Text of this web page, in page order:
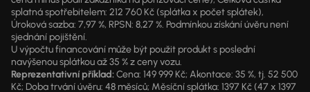
splatná spotřebitelem: 212 760 Kč (splátka x počet splátek),
Úroková sazba: 7,97 %, RPSN: 8,27 %. Podmínkou získání úvěru není
sjednání pojištění.
U výpočtu financování může být použit produkt s poslední
navýšenou splátkou až 35 % z ceny vozu.
Reprezentativní příklad:Cena: 149 999 Kč; Akontace: 35 %, tj. 52 500
Kč; Doba trvání úvěru: 48 měsíců; Měsíční splátka: 1397 Kč (47 x 1397